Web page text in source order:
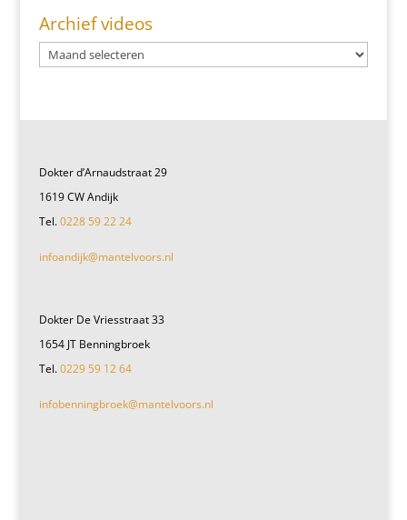
Archief videos
Dokter d’Arnaudstraat 29
1619 CW Andijk
Tel.0228 59 22 24
infoandijk@mantelvoors.nl
Dokter De Vriesstraat 33
1654 JT Benningbroek
Tel.0229 59 12 64
infobenningbroek@mantelvoors.nl